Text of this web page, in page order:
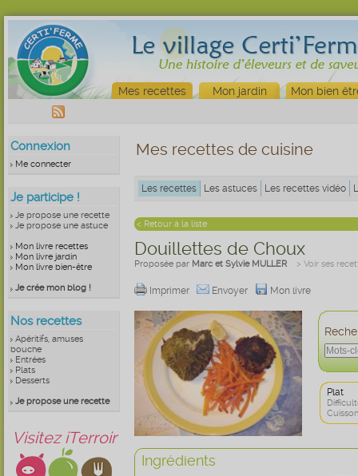
Mes recettes Mon jardin Mon bien
Connexion
Me connecter
Je participe !
Je propose une recette
Je propose une astuce
Mon livre recettes
Mon livre jardin
Mon livre bien-être
Je crée mon blog !
Nos recettes
Apéritifs, amuses
bouche
Entrées
Plats
Desserts
Je propose une recette
Visitez iTerroir
Mes recettes de cuisine
Les recettes Les astuces Les recettes vidéo
< Retour à la liste
Douillettes de Choux
Proposée par Marc et Sylvie MULLER > Voir ses
Imprimer Envoyer Mon livre
Plat
Ingrédients